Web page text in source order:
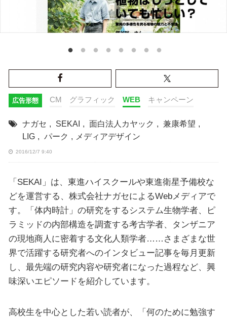
広告形態 CM グラフィック WEB キャンペーン
ナガセ , SEKAI , 面白法人カヤック , 兼康希望 ,
LIG , パーク , メディアデザイン
2016/12/7 9:40
「SEKAI」は、東進ハイスクールや東進衛星予備校な
どを運営する、株式会社ナガセによるWebメディアで
す。「体内時計」の研究をするシステム生物学者、ピ
ラミッドの内部構造を調査する考古学者、タンザニア
の現地商人に密着する文化人類学者……さまざまな世
界で活躍する研究者へのインタビュー記事を毎月更新
し、最先端の研究内容や研究者になった過程など、興
味深いエピソードを紹介しています。
高校生を中心とした若い読者が、「何のために勉強す